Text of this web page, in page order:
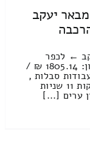
יעקב
← לכפר
רוזנואלד כולל פירוק והרכבה מחיר מחירון: 1805.14 ₪ /
המחירים 2200 – 1700 ₪ עבודות סבלות ,
טעינה ופריקה : 1157.81 ₪ / זמן : 44 דקות 11 שניות